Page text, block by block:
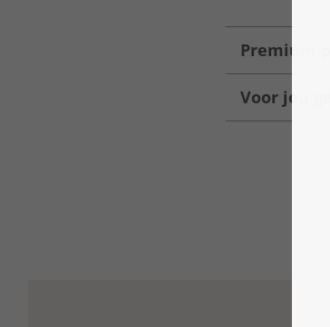
Premium
Voor jou